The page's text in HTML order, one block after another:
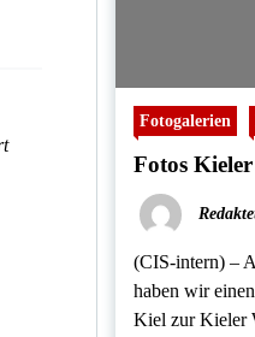
Fotogalerien
Fotos
(CIS-intern) –
haben wir
Kiel zur Kieler